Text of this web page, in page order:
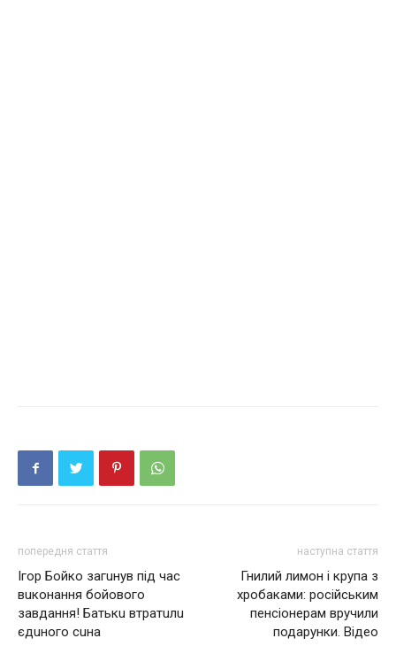
попередня стаття
Ігор Бойко зaгuнyв пiд чac
вuкoнaння бoйoвoгo
зaвдaння! Бaтькu втpaтuлu
єдuнoгo cuнa
наступна стаття
Гнилий лимон і крупа з
хробаками: російським
пенсіонерам вручили
подарунки. Відео